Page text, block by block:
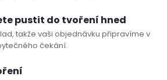
pustit do tvoření hned
takže vaši objednávku připravíme v
čekání.